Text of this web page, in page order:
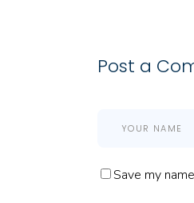
Post a
Save my